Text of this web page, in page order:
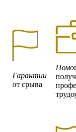
Гарантии
от срыва